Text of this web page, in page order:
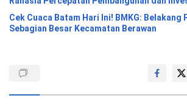
Cek Cuaca Batam Hari Ini! BMKG: Belakang
Sebagian Besar Kecamatan Berawan